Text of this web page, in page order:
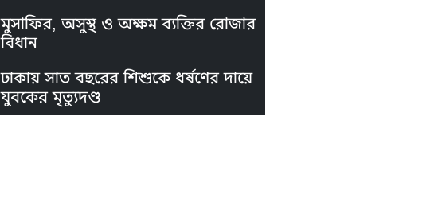
মুসাফির, অসুস্থ ও অক্ষম ব্যক্তির রোজার
বিধান
ঢাকায় সাত বছরের শিশুকে ধর্ষণের দায়ে
যুবকের মৃত্যুদণ্ড